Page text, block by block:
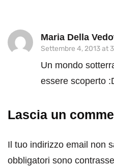
Maria Della
Settembre 4, 2013 at
Un mondo
essere scoperto
Lascia un
Il tuo indirizzo email non
obbligatori sono